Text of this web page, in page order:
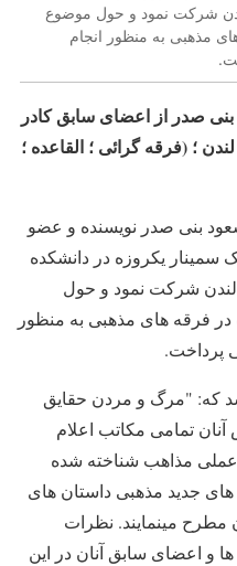
شرکت نمود و حول موضوع
مذهبی به منظور انجام
صدر از اعضای سابق کادر
؛ (فرقه گرائی ؛ القاعده ؛
2007، دکتر مسعود بنی صدر نویسنده و عضو
یکروزه در دانشکده
شرکت نمود و حول
فرقه های مذهبی به منظور
پرداخت.
که: "مرگ و مردن حقایق
تمامی مکاتب اعلام
مذاهب شناخته شده
جدید مذهبی داستان های
مینمایند. نظرات
و اعضای سابق آنان در این